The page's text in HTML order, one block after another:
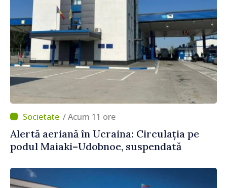
/ Acum 11 ore
Alertă aeriană în Ucraina: Circulația pe
podul Maiaki–Udobnoe, suspendată